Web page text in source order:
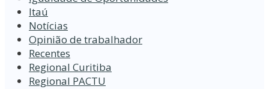
Itaú
Notícias
Opinião de trabalhador
Recentes
Regional Curitiba
Regional PACTU